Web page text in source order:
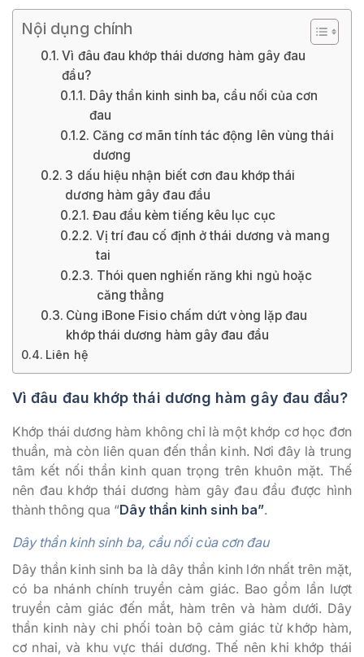
Nội dụng chính
Vì đâu đau khớp thái dương hàm gây đau
đầu?
Dây thần kinh sinh ba, cầu nối của cơn
đau
Căng cơ mãn tính tác động lên vùng thái
dương
3 dấu hiệu nhận biết cơn đau khớp thái
dương hàm gây đau đầu
Đau đầu kèm tiếng kêu lục cục
Vị trí đau cố định ở thái dương và mang
tai
Thói quen nghiến răng khi ngủ hoặc
căng thẳng
Cùng iBone Fisio chấm dứt vòng lặp đau
khớp thái dương hàm gây đau đầu
Liên hệ
Vì đâu đau khớp thái dương hàm gây đau đầu?
Khớp thái dương hàm không chỉ là một khớp cơ học đơn
thuần, mà còn liên quan đến thần kinh. Nơi đây là trung
tâm kết nối thần kinh quan trọng trên khuôn mặt. Thế
nên đau khớp thái dương hàm gây đau đầu được hình
thành thông qua “Dây thần kinh sinh ba”.
Dây thần kinh sinh ba, cầu nối của cơn đau
Dây thần kinh sinh ba là dây thần kinh lớn nhất trên mặt,
có ba nhánh chính truyền cảm giác. Bao gồm lần lượt
truyền cảm giác đến mắt, hàm trên và hàm dưới. Dây
thần kinh này chi phối toàn bộ cảm giác từ khớp hàm,
cơ nhai, và khu vực thái dương. Thế nên khi khớp thái